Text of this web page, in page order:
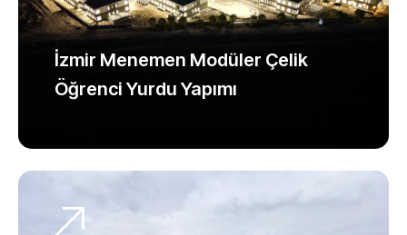
İzmir Menemen Modüler Çelik
Öğrenci Yurdu Yapımı